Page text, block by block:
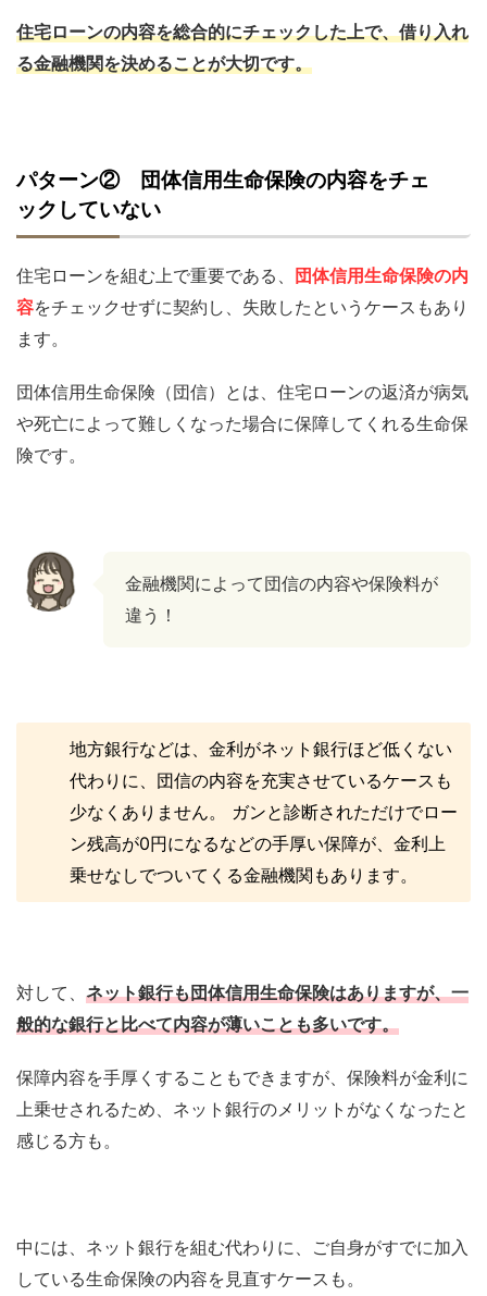
住宅ローンの内容を総合的にチェックした上で、借り入れ
る金融機関を決めることが大切です。
パターン② 団体信用生命保険の内容をチェ
ックしていない
住宅ローンを組む上で重要である、
団体信用生命保険の内
容をチェックせずに契約し、失敗したというケースもあり
ます。
団体信用生命保険（団信）とは、住宅ローンの返済が病気
や死亡によって難しくなった場合に保障してくれる生命保
険です。
金融機関によって団信の内容や保険料が
違う！
地方銀行などは、金利がネット銀行ほど低くない
代わりに、団信の内容を充実させているケースも
少なくありません。 ガンと診断されただけでロー
ン残高が0円になるなどの手厚い保障が、金利上
乗せなしでついてくる金融機関もあります。
対して、 ネット銀行も団体信用生命保険はありますが、一
般的な銀行と比べて内容が薄いことも多いです。
保障内容を手厚くすることもできますが、保険料が金利に
上乗せされるため、ネット銀行のメリットがなくなったと
感じる方も。
中には、ネット銀行を組む代わりに、ご自身がすでに加入
している生命保険の内容を見直すケースも。